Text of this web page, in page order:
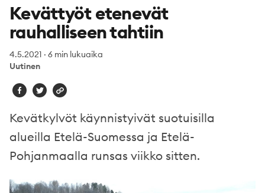
Kevättyöt etenevät
rauhalliseen tahtiin
4.5.2021 · 6 min lukuaika
Uutinen
Kevätkylvöt käynnistyivät suotuisilla
alueilla Etelä-Suomessa ja Etelä-
Pohjanmaalla runsas viikko sitten.